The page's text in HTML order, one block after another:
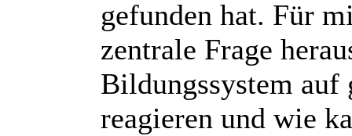
gefunden hat. Für
zentrale Frage
Bildungssystem auf
reagieren und wie